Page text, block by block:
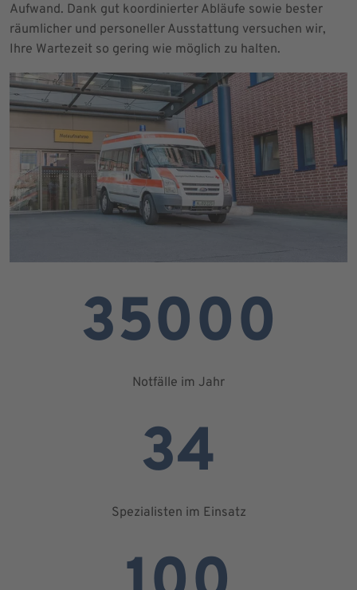
Aufwand. Dank gut koordinierter Abläufe sowie bester
räumlicher und personeller Ausstattung versuchen wir,
Ihre Wartezeit so gering wie möglich zu halten.
35000
Notfälle im Jahr
34
Spezialisten im Einsatz